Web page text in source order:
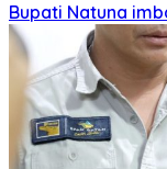
Bupati Natuna